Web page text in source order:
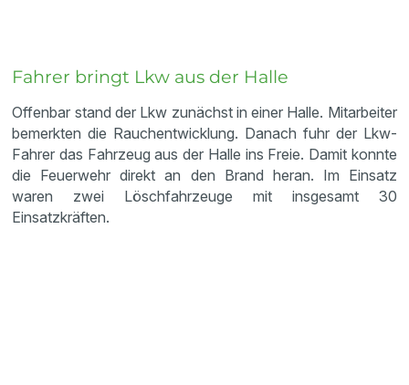
Fahrer bringt Lkw aus der Halle
Offenbar stand der Lkw zunächst in einer Halle. Mitarbeiter
bemerkten die Rauchentwicklung. Danach fuhr der Lkw-
Fahrer das Fahrzeug aus der Halle ins Freie. Damit konnte
die Feuerwehr direkt an den Brand heran. Im Einsatz
waren zwei Löschfahrzeuge mit insgesamt 30
Einsatzkräften.